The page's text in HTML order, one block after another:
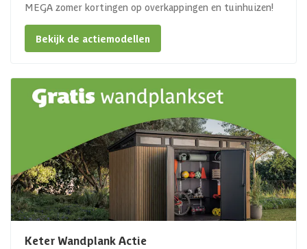
MEGA zomer kortingen op overkappingen en tuinhuizen!
Bekijk de actiemodellen
Keter Wandplank Actie